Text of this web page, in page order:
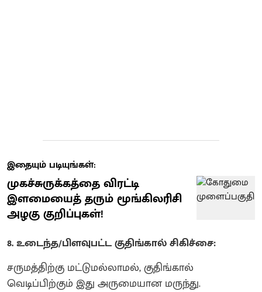
இதையும் படியுங்கள்:
முகச்சுருக்கத்தை விரட்டி
இளமையைத் தரும் மூங்கிலரிசி
அழகு குறிப்புகள்!
8. உடைந்த/பிளவுபட்ட குதிங்கால் சிகிச்சை:
சருமத்திற்கு மட்டுமல்லாமல், குதிங்கால்
வெடிப்பிற்கும் இது அருமையான மருந்து.